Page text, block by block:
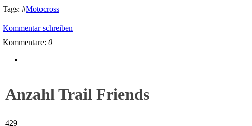
Tags: #Motocross
Kommentar schreiben
Kommentare: 0
Anzahl Trail Friends
429